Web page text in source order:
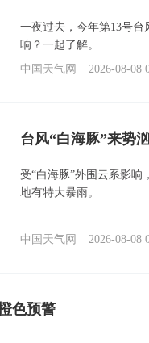
一夜过去，今年第13号台
响？一起了解。
中国天气网
2026-08-08
台风“白海豚”来势
受“白海豚”外围云系影
地有特大暴雨。
中国天气网 2026-08-08
色预警